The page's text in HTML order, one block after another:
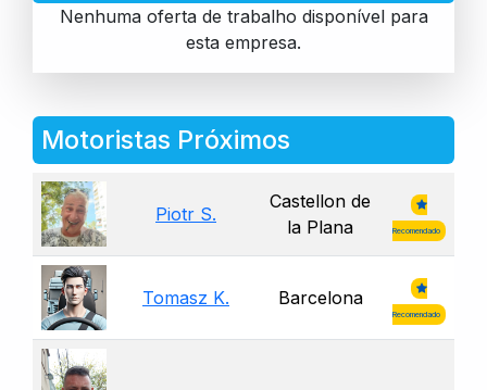
Nenhuma oferta de trabalho disponível para
esta empresa.
Motoristas Próximos
Piotr S.
Castellon de
la Plana
Recomendado
Tomasz K. Barcelona
Recomendado